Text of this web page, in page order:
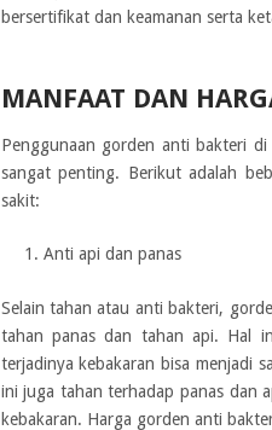
bersertifikat dan keamanan serta
MANFAAT DAN
Penggunaan gorden anti bakteri
sangat penting. Berikut adalah
sakit:
Anti api dan panas
Selain tahan atau anti bakteri,
tahan panas dan tahan api. Hal
terjadinya kebakaran bisa menjadi
ini juga tahan terhadap panas dan
kebakaran. Harga gorden anti